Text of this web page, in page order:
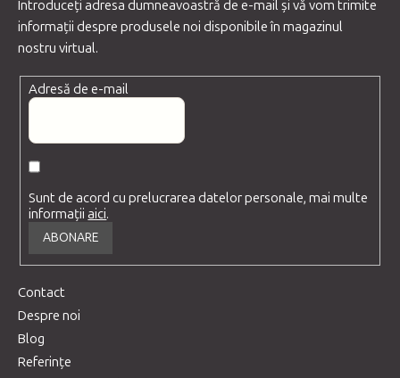
Introduceţi adresa dumneavoastră de e-mail şi vă vom trimite
informaţii despre produsele noi disponibile în magazinul
nostru virtual.
Adresă de e-mail
Sunt de acord cu prelucrarea datelor personale, mai multe
informațiiaici.
ABONARE
Contact
Despre noi
Blog
Referințe